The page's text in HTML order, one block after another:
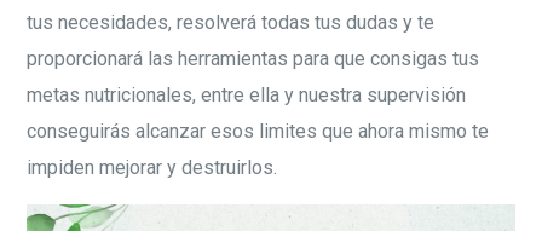
tus necesidades, resolverá todas tus dudas y te
proporcionará las herramientas para que consigas tus
metas nutricionales, entre ella y nuestra supervisión
conseguirás alcanzar esos limites que ahora mismo te
impiden mejorar y destruirlos.